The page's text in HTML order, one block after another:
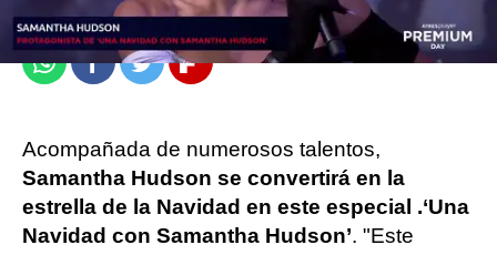
13 de diciembre de 2021, 21:30
WhatsappFacebook
TwitterFlipboard
Acompañada de numerosos talentos,
Samantha Hudson se convertirá en la
estrella de la Navidad en este especial .‘Una
Navidad con Samantha Hudson’. "Este